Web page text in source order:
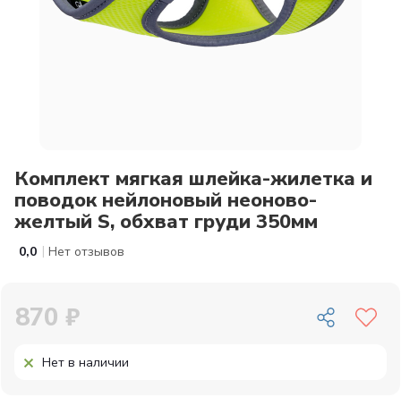
Комплект мягкая шлейка-жилетка и
поводок нейлоновый неоново-
желтый S, обхват груди 350мм
0,0 | Нет отзывов
870 ₽
Нет в наличии